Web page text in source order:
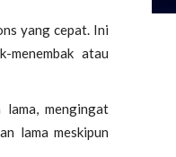
yang cepat. Ini
atau
mengingat
lama meskipun